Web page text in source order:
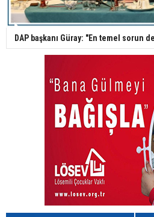
DAP başkanı Güray: "En temel sorun